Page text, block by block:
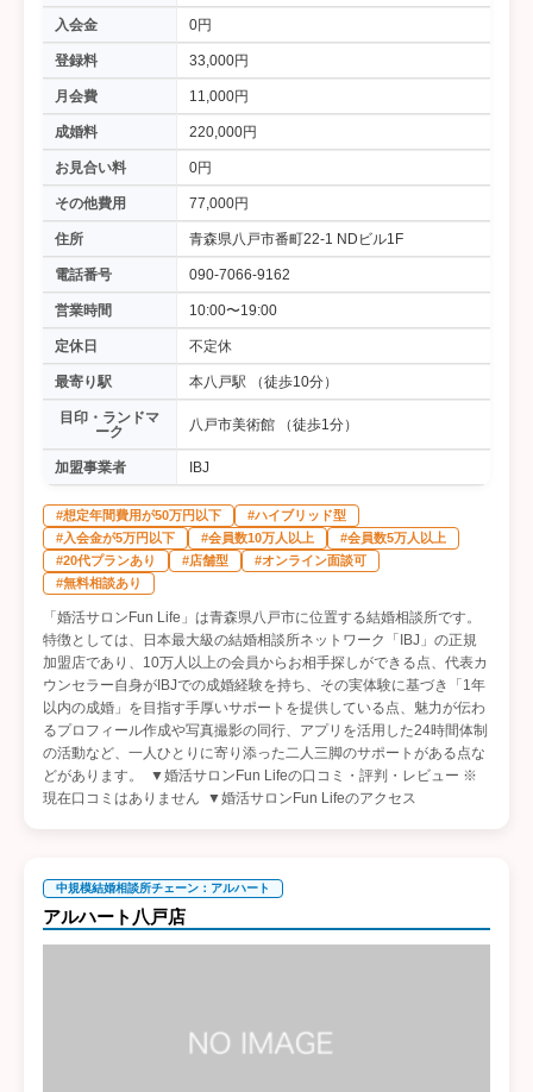
入会金 0円
登録料 33,000円
月会費 11,000円
成婚料 220,000円
お見合い料 0円
その他費用 77,000円
住所 青森県八戸市番町22-1 NDビル1F
電話番号 090-7066-9162
営業時間 10:00〜19:00
定休日 不定休
最寄り駅 本八戸駅 （徒歩10分）
目印・ランドマ
ーク
八戸市美術館 （徒歩1分）
加盟事業者 IBJ
#想定年間費用が50万円以下
#ハイブリッド型
#入会金が5万円以下
#会員数10万人以上
#会員数5万人以上
#20代プランあり
#店舗型
#オンライン面談可
#無料相談あり
「婚活サロンFun Life」は青森県八戸市に位置する結婚相談所です。
特徴としては、日本最大級の結婚相談所ネットワーク「IBJ」の正規
加盟店であり、10万人以上の会員からお相手探しができる点、代表カ
ウンセラー自身がIBJでの成婚経験を持ち、その実体験に基づき「1年
以内の成婚」を目指す手厚いサポートを提供している点、魅力が伝わ
るプロフィール作成や写真撮影の同行、アプリを活用した24時間体制
の活動など、一人ひとりに寄り添った二人三脚のサポートがある点な
どがあります。 ▼婚活サロンFun Lifeの口コミ・評判・レビュー ※
現在口コミはありません ▼婚活サロンFun Lifeのアクセス
中規模結婚相談所チェーン：アルハート
アルハート八戸店